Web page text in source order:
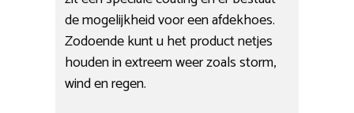
de mogelijkheid voor een afdekhoes.
Zodoende kunt u het product netjes
houden in extreem weer zoals storm,
wind en regen.